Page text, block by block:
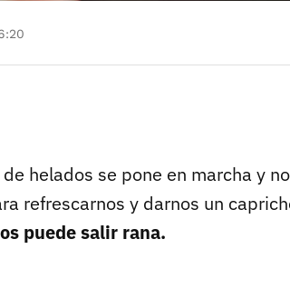
helados se pone en marcha y
refrescarnos y darnos un
puede salir rana.